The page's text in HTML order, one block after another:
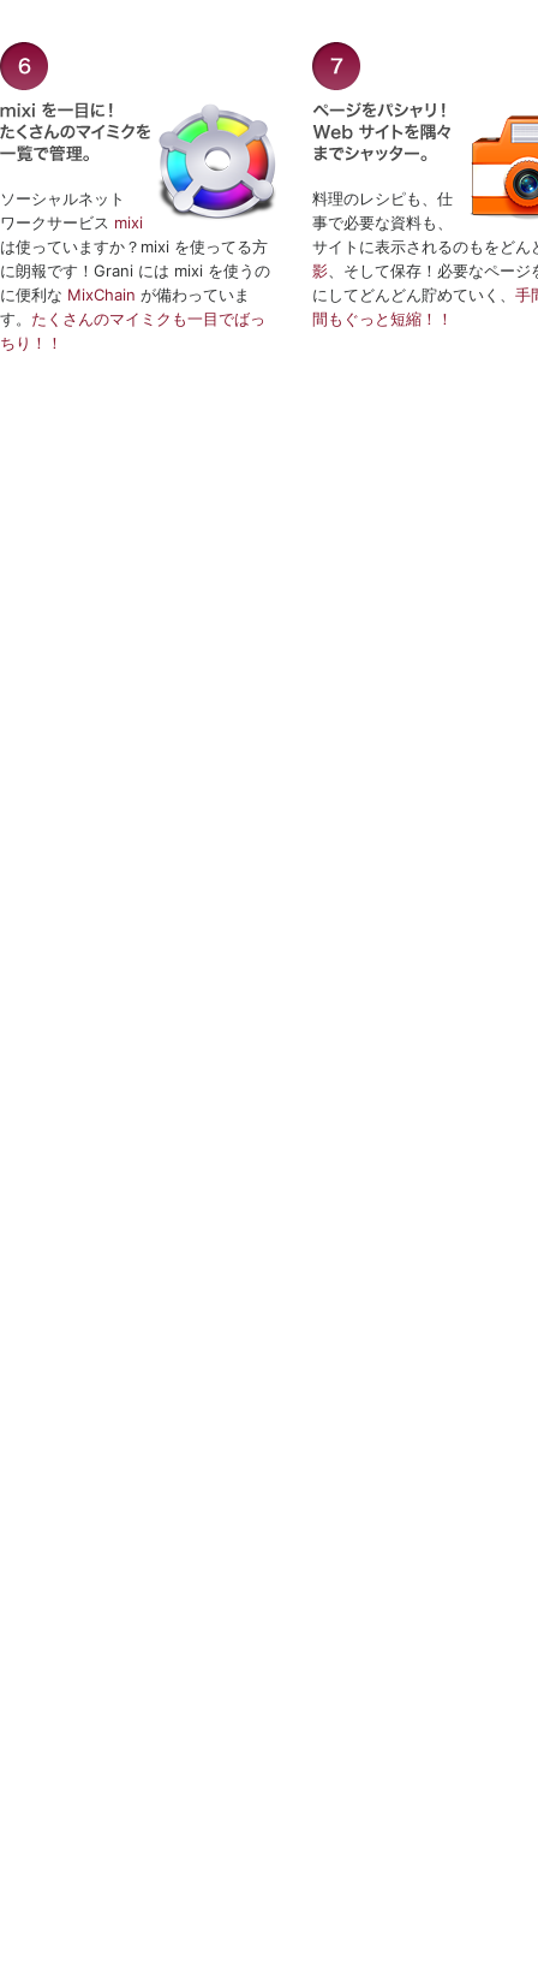
ソーシャルネット
ワークサービス mixi
は使っていますか？mixi を使ってる方
に朗報です！Grani には mixi を使うの
に便利な MixChain が備わっていま
す。 たくさんのマイミクも一目でばっ
ちり！！
料理のレシピも、仕
事で必要な資料も、
サイトに表示されるのもをどん
影 、そして保存！必要なページ
にしてどんどん貯めていく、 手
間もぐっと短縮！！